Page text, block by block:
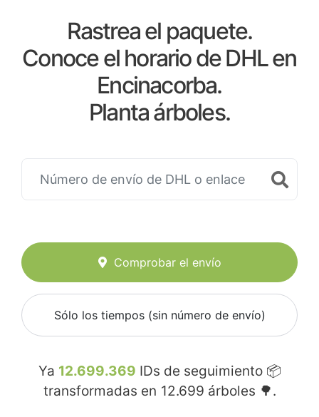
Rastrea el paquete.
Conoce el horario de DHL en
Encinacorba.
Planta árboles.
Comprobar el envío
Sólo los tiempos (sin número de envío)
Ya 12.699.369 IDs de seguimiento 📦
transformadas en 12.699 árboles 🌳.